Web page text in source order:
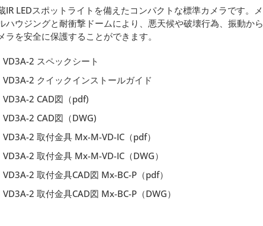
IR LEDスポットライトを備えたコンパクトな標準カメラです。メ
ハウジングと耐衝撃ドームにより、悪天候や破壊行為、振動から
ラを安全に保護することができます。
VD3A-2 スペックシート
VD3A-2 クイックインストールガイド
VD3A-2 CAD図（pdf)
VD3A-2 CAD図（DWG)
VD3A-2 取付金具 Mx-M-VD-IC（pdf）
VD3A-2 取付金具 Mx-M-VD-IC（DWG）
VD3A-2 取付金具CAD図 Mx-BC-P（pdf）
VD3A-2 取付金具CAD図 Mx-BC-P（DWG）